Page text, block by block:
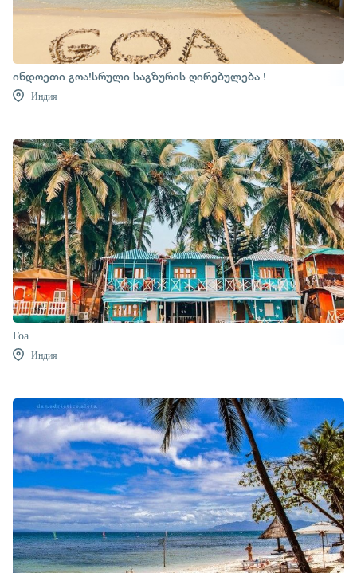
ინდოეთი გოა!სრული საგზურის ღირებულება !
Индия
Гоа
Индия